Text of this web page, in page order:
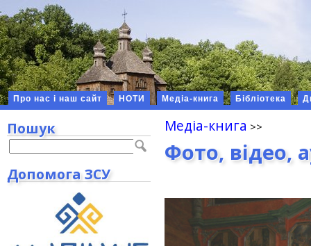
Про нас і наш сайт НОТИ Медіа-книга Бібліотека
Медіа-книга
Фото, відео,
Пошук
Допомога ЗСУ